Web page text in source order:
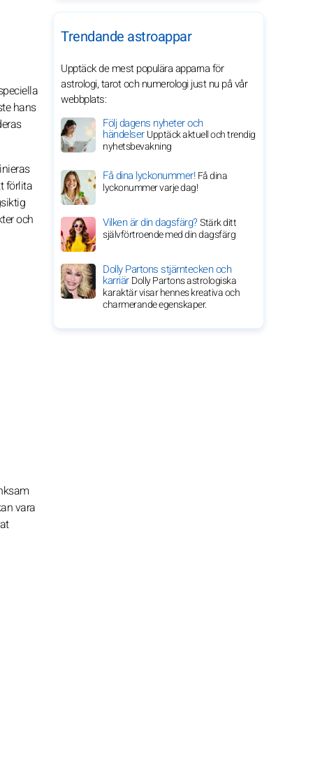
hans
förlita
och
vara
Trendande astroappar
Upptäck de mest populära apparna för
astrologi, tarot och numerologi just nu på vår
webbplats:
Följ dagens nyheter och
händelserUpptäck aktuell och trendig
nyhetsbevakning
Få dina lyckonummer!Få dina
lyckonummer varje dag!
Vilken är din dagsfärg?Stärk ditt
självförtroende med din dagsfärg
Dolly Partons stjärntecken och
karriärDolly Partons astrologiska
karaktär visar hennes kreativa och
charmerande egenskaper.